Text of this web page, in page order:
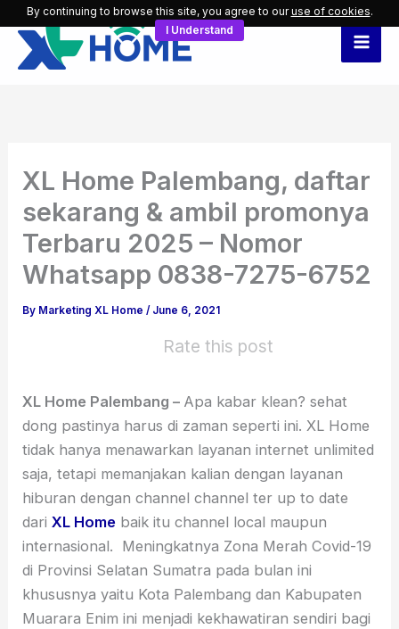
Skip
content
XL Home Palembang, daftar
sekarang & ambil promonya
Terbaru 2025 – Nomor
Whatsapp 0838-7275-6752
By Marketing XL Home/ June 6, 2021
Rate this post
XL Home Palembang – Apa kabar klean? sehat
dong pastinya harus di zaman seperti ini. XL Home
tidak hanya menawarkan layanan internet unlimited
saja, tetapi memanjakan kalian dengan layanan
hiburan dengan channel channel ter up to date
dariXL Home baik itu channel local maupun
internasional. Meningkatnya Zona Merah Covid-19
di Provinsi Selatan Sumatra pada bulan ini
khususnya yaitu Kota Palembang dan Kabupaten
Muarara Enim ini menjadi kekhawatiran sendiri bagi
By continuing to browse this site, you agree to ouruse of cookies.
I Understand